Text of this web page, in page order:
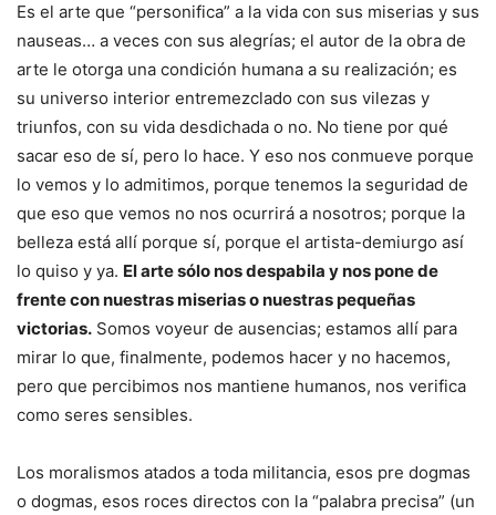
Es el arte que “personifica” a la vida con sus miserias y sus
nauseas… a veces con sus alegrías; el autor de la obra de
arte le otorga una condición humana a su realización; es
su universo interior entremezclado con sus vilezas y
triunfos, con su vida desdichada o no. No tiene por qué
sacar eso de sí, pero lo hace. Y eso nos conmueve porque
lo vemos y lo admitimos, porque tenemos la seguridad de
que eso que vemos no nos ocurrirá a nosotros; porque la
belleza está allí porque sí, porque el artista-demiurgo así
lo quiso y ya. El arte sólo nos despabila y nos pone de
frente con nuestras miserias o nuestras pequeñas
victorias. Somos voyeur de ausencias; estamos allí para
mirar lo que, finalmente, podemos hacer y no hacemos,
pero que percibimos nos mantiene humanos, nos verifica
como seres sensibles.
Los moralismos atados a toda militancia, esos pre dogmas
o dogmas, esos roces directos con la “palabra precisa” (un